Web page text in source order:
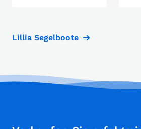
Lillia Segelboote